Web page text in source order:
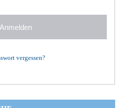
vergessen?